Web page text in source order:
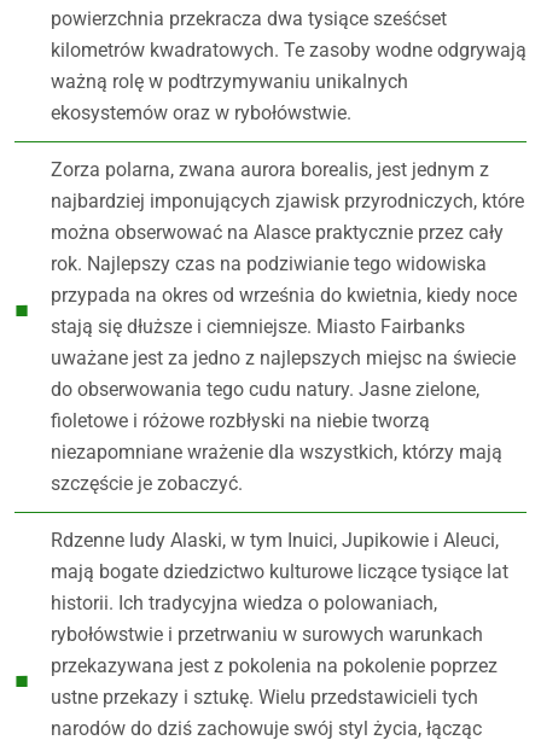
powierzchnia przekracza dwa tysiące sześćset
kilometrów kwadratowych. Te zasoby wodne odgrywają
ważną rolę w podtrzymywaniu unikalnych
ekosystemów oraz w rybołówstwie.
Zorza polarna, zwana aurora borealis, jest jednym z
najbardziej imponujących zjawisk przyrodniczych, które
można obserwować na Alasce praktycznie przez cały
rok. Najlepszy czas na podziwianie tego widowiska
przypada na okres od września do kwietnia, kiedy noce
stają się dłuższe i ciemniejsze. Miasto Fairbanks
uważane jest za jedno z najlepszych miejsc na świecie
do obserwowania tego cudu natury. Jasne zielone,
fioletowe i różowe rozbłyski na niebie tworzą
niezapomniane wrażenie dla wszystkich, którzy mają
szczęście je zobaczyć.
Rdzenne ludy Alaski, w tym Inuici, Jupikowie i Aleuci,
mają bogate dziedzictwo kulturowe liczące tysiące lat
historii. Ich tradycyjna wiedza o polowaniach,
rybołówstwie i przetrwaniu w surowych warunkach
przekazywana jest z pokolenia na pokolenie poprzez
ustne przekazy i sztukę. Wielu przedstawicieli tych
narodów do dziś zachowuje swój styl życia, łącząc